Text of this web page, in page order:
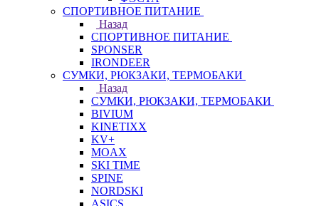
СПОРТИВНОЕ ПИТАНИЕ
Назад
СПОРТИВНОЕ ПИТАНИЕ
SPONSER
IRONDEER
СУМКИ, РЮКЗАКИ, ТЕРМОБАКИ
Назад
СУМКИ, РЮКЗАКИ, ТЕРМОБАКИ
BIVIUM
KINETIXX
KV+
MOAX
SKI TIME
SPINE
NORDSKI
ASICS